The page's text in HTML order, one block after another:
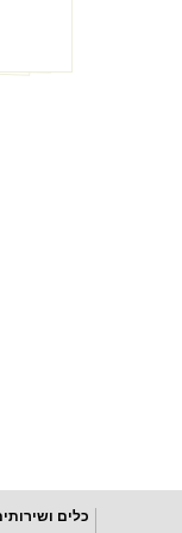
כלים